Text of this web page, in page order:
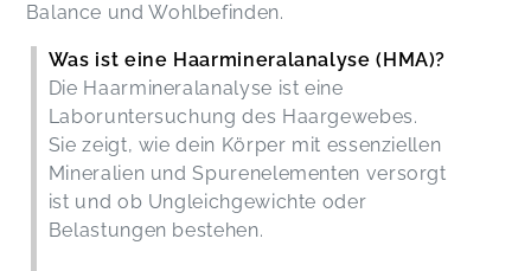
Balance und Wohlbefinden.
Was ist eine Haarmineralanalyse (HMA)?
Die Haarmineralanalyse ist eine
Laboruntersuchung des Haargewebes.
Sie zeigt, wie dein Körper mit essenziellen
Mineralien und Spurenelementen versorgt
ist und ob Ungleichgewichte oder
Belastungen bestehen.